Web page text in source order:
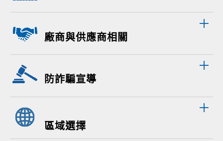
廠商與供應商相關
防詐騙宣導
區域選擇